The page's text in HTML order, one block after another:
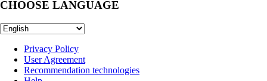
CHOOSE LANGUAGE
Privacy Policy
User Agreement
Recommendation technologies